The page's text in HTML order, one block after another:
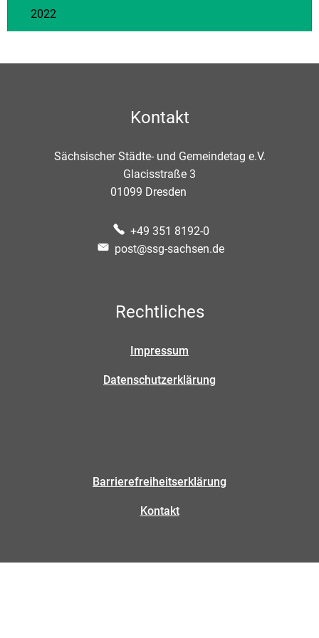
2022
Kontakt
Sächsischer Städte- und Gemeindetag e.V.
Glacisstraße 3
01099 Dresden
+49 351 8192-0
post@ssg-sachsen.de
Rechtliches
Impressum
Datenschutzerklärung
Barrierefreiheitserklärung
Kontakt